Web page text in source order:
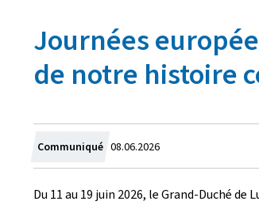
Journées
de notre histoire
Communiqué Crée
le
08.06.2026
Du 11 au 19 juin 2026, le Grand-Duché